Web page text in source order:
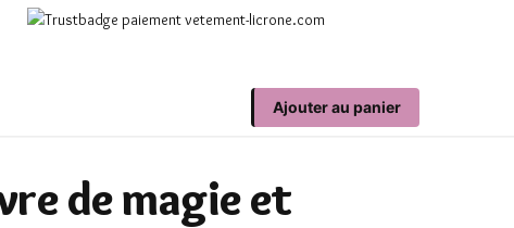
Ajouter au panier
de magie et